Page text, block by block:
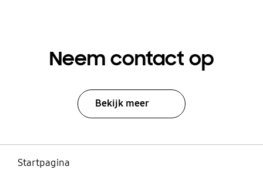
Neem contact op
Bekijk meer
Startpagina